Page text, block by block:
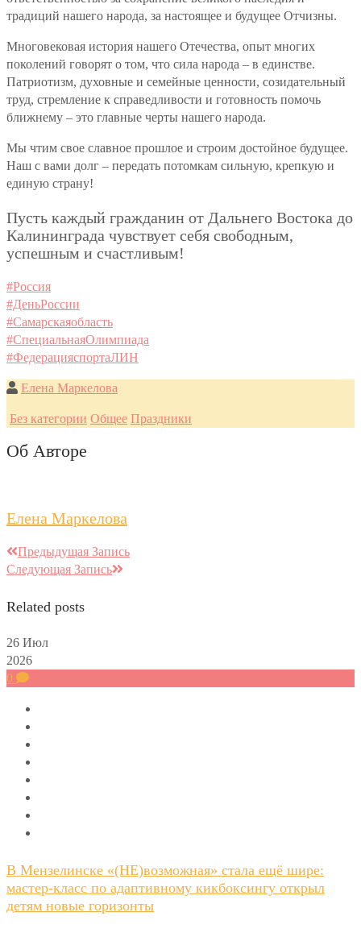
традиций нашего народа, за настоящее и будущее Отчизны.
Многовековая история нашего Отечества, опыт многих
поколений говорят о том, что сила народа – в единстве.
Патриотизм, духовные и семейные ценности, созидательный
труд, стремление к справедливости и готовность помочь
ближнему – это главные черты нашего народа.
Мы чтим свое славное прошлое и строим достойное будущее.
Наш с вами долг – передать потомкам сильную, крепкую и
единую страну!
Пусть каждый гражданин от Дальнего Востока до
Калининграда чувствует себя свободным,
успешным и счастливым!
#Россия
#ДеньРоссии
#Самарскаяобласть
#СпециальнаяОлимпиада
#ФедерацияспортаЛИН
Елена Маркелова
Без категории Общее Праздники
Об Авторе
Елена Маркелова
Предыдущая Запись
Следующая Запись
Related posts
26 Июл
2026
0
В Мензелинске «(НЕ)возможная» стала ещё шире:
мастер-класс по адаптивному кикбоксингу открыл
детям новые горизонты